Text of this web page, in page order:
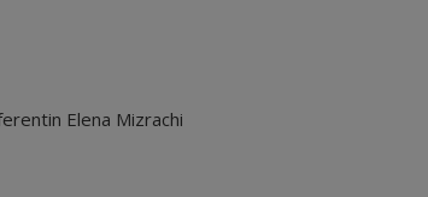
Elena Mizrachi